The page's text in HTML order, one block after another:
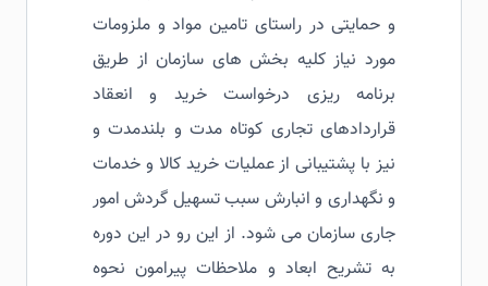
و حمایتی در راستای تامین مواد و ملزومات
مورد نیاز کلیه بخش های سازمان از طریق
برنامه ریزی درخواست خرید و انعقاد
قراردادهای تجاری کوتاه مدت و بلندمدت و
نیز با پشتیبانی از عملیات خرید کالا و خدمات
و نگهداری و انبارش سبب تسهیل گردش امور
جاری سازمان می شود. از این رو در این دوره
به تشریح ابعاد و ملاحظات پیرامون نحوه